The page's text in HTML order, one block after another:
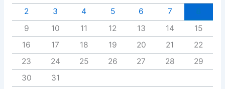
2
3 4 5 6 7
9
10 11 12 13 14
15
16
17 18 19 20 21
22
23
24 25 26 27 28
29
30
31